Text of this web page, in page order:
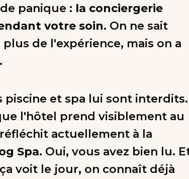
panique : la conciergerie
votre soin. On ne sait
de l'expérience, mais on a
piscine et spa lui sont interdits.
l'hôtel prend visiblement au
actuellement à la
Spa. Oui, vous avez bien lu.
voit le jour, on connaît déjà